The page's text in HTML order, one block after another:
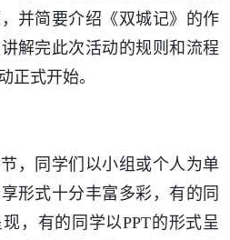
并简要介绍《双城记》的作
解完此次活动的规则和流程
正式开始。
，同学们以小组或个人为单
形式十分丰富多彩，有的同
，有的同学以PPT的形式呈